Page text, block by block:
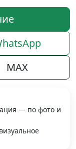
MAX
— по фото и